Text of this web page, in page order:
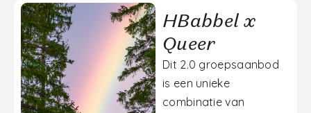
HBabbel x
Queer
Dit 2.0 groepsaanbod
is een unieke
combinatie van